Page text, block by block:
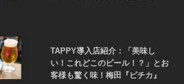
TAPPY導入店紹介：「美味し
い！これどこのビール！？」とお
客様も驚く味！梅田『ピチカ』